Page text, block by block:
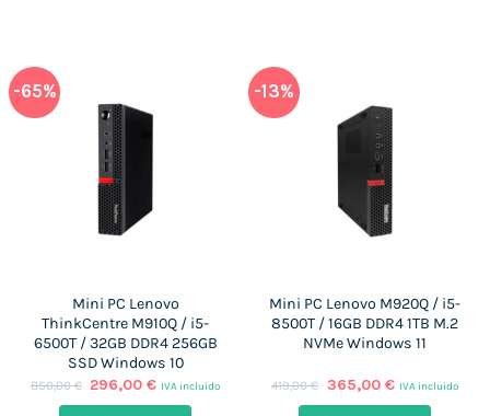
-65%
Mini PC Lenovo
ThinkCentre M910Q / i5-
6500T / 32GB DDR4 256GB
SSD Windows 10
850,00€ El
296,00€ElIVA incluido
-13%
Mini PC Lenovo M920Q / i5-
8500T / 16GB DDR4 1TB M.2
NVMe Windows 11
419,00€ El
365,00 €ElIVA incluido